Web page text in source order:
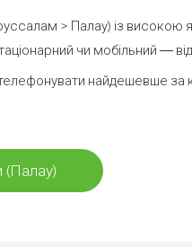
> Палау) із високою
чи мобільний —
найдешевше за
(Палау)